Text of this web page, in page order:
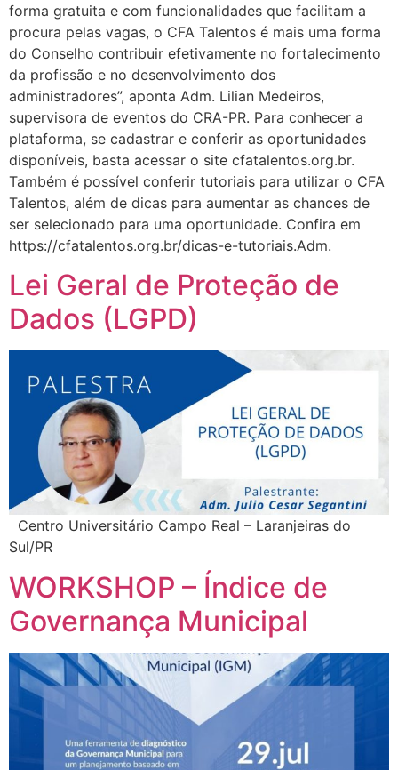
forma gratuita e com funcionalidades que facilitam a
procura pelas vagas, o CFA Talentos é mais uma forma
do Conselho contribuir efetivamente no fortalecimento
da profissão e no desenvolvimento dos
administradores”, aponta Adm. Lilian Medeiros,
supervisora de eventos do CRA-PR. Para conhecer a
plataforma, se cadastrar e conferir as oportunidades
disponíveis, basta acessar o site cfatalentos.org.br.
Também é possível conferir tutoriais para utilizar o CFA
Talentos, além de dicas para aumentar as chances de
ser selecionado para uma oportunidade. Confira em
https://cfatalentos.org.br/dicas-e-tutoriais.Adm.
Lei Geral de Proteção de
Dados (LGPD)
Centro Universitário Campo Real – Laranjeiras do
Sul/PR
WORKSHOP – Índice de
Governança Municipal